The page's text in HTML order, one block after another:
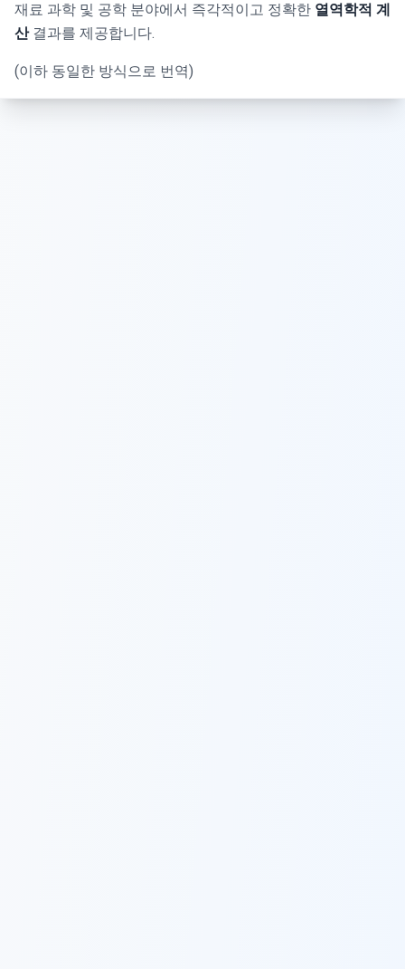
재료 과학 및 공학 분야에서 즉각적이고 정확한 열역학적 계
산결과를 제공합니다.
(이하 동일한 방식으로 번역)